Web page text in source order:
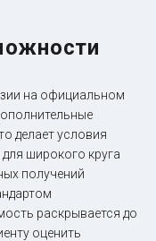
на официальном
делает условия
широкого круга
получений
раскрывается до
оценить